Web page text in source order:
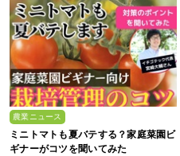
農業ニュース
ミニトマトも夏バテする？家庭菜園ビ
ギナーがコツを聞いてみた